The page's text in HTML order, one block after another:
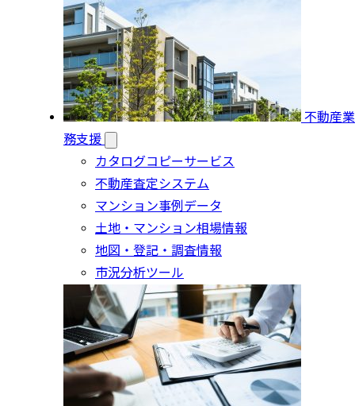
不動産業
務支援
カタログコピーサービス
不動産査定システム
マンション事例データ
土地・マンション相場情報
地図・登記・調査情報
市況分析ツール